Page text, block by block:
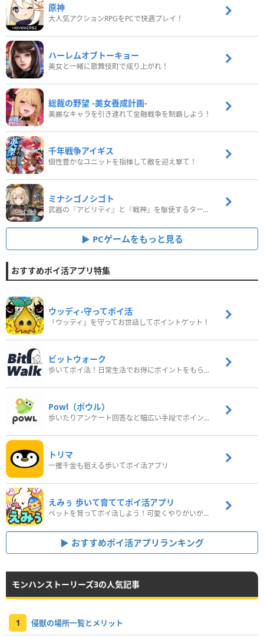
原神
大人気アクションRPGをPCで快適プレイ！
ハーレムオブトーキョー
美女と一緒に歌舞伎町で成り上がれ！
総裁の野望 -美女養成計画-
美麗なキャラを引き連れて金融戦争を制覇しよう！
千年戦争アイギス
個性豊かなユニットを指揮して敵を迎え撃て！
ミナシゴノシゴト
武器の『アビリティ』と『戦神』を駆使するターン制コマンドバトルRPG！
PCゲームをもっと見る
おすすめポイ活アプリ特集
ウッディ‐守ってポイ活
「ウッディ」を守ってお世話してポイントゲット！
ビットウォーク
歩いてポイ活！日常生活でお得にポイントをもらおう
Powl（ポウル）
歩いたりアンケート回答など幅広い手段でポイントをゲット
トリマ
一攫千金も狙える歩いてポイ活アプリ
えみぅ 歩いて育ててポイ活アプリ
ペットを育ってポイ活しよう！可愛くやりがいがある新感覚アプリ
おすすめポイ活アプリランキング
モンハンストーリーズ3の人気記事
1 侵獣の場所一覧とメリット